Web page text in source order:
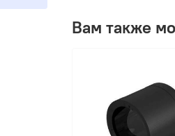
Вам также